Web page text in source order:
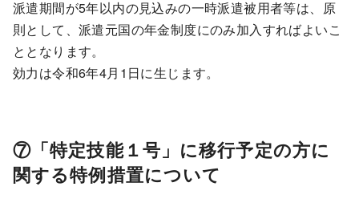
派遣期間が5年以内の見込みの一時派遣被用者等は、原
則として、派遣元国の年金制度にのみ加入すればよいこ
ととなります。
効力は令和6年4月1日に生じます。
⑦「特定技能１号」に移行予定の方に
関する特例措置について